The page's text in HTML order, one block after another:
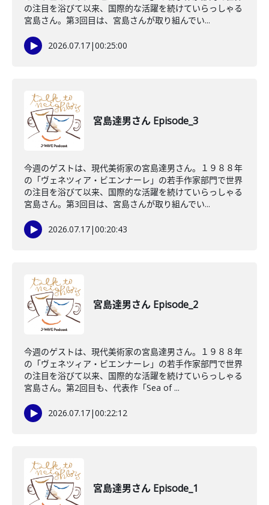
の注目を浴びて以来、国際的な活躍を続けていらっしゃる
宮島さん。第3回目は、宮島さんが取り組んでい...
2026.07.17|00:25:00
宮島達男さん Episode_3
今週のゲストは、現代美術家の宮島達男さん。１９８８年
の「ヴェネツィア・ビエンナーレ」の若手作家部門で世界
の注目を浴びて以来、国際的な活躍を続けていらっしゃる
宮島さん。第3回目は、宮島さんが取り組んでい...
2026.07.17|00:20:43
宮島達男さん Episode_2
今週のゲストは、現代美術家の宮島達男さん。１９８８年
の「ヴェネツィア・ビエンナーレ」の若手作家部門で世界
の注目を浴びて以来、国際的な活躍を続けていらっしゃる
宮島さん。第2回目も、代表作「Sea of ...
2026.07.17|00:22:12
宮島達男さん Episode_1